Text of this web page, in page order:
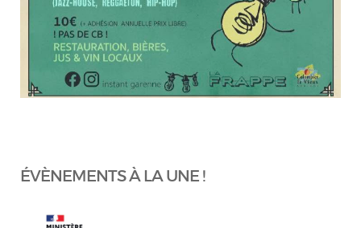
ÉVÈNEMENTS À LA UNE !